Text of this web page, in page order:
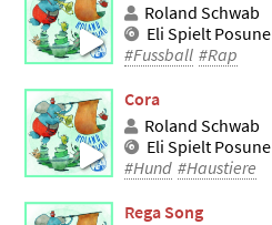
Roland Schwab
Eli Spielt Posune
#Fussball #Rap
Cora
Roland Schwab
Eli Spielt Posune
#Hund #Haustiere
Rega Song